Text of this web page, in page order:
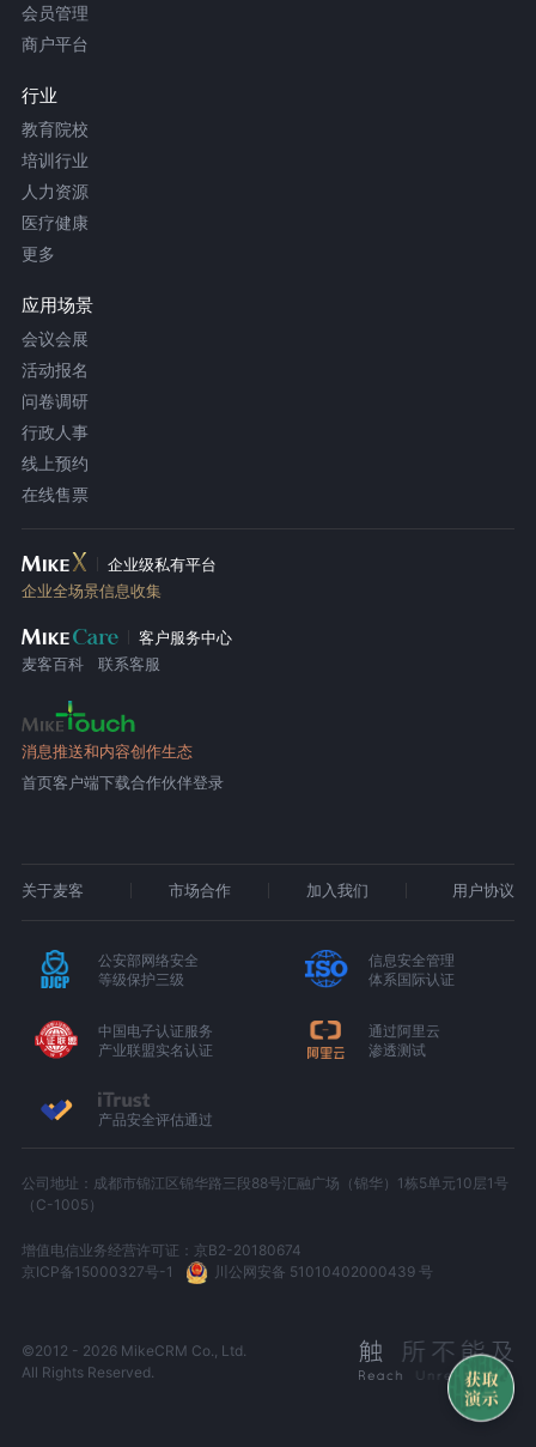
会员管理
商户平台
行业
教育院校
培训行业
人力资源
医疗健康
更多
应用场景
会议会展
活动报名
问卷调研
行政人事
线上预约
在线售票
企业级私有平台
企业全场景信息收集
客户服务中心
麦客百科
联系客服
消息推送和内容创作生态
首页客户端下载合作伙伴登录
关于麦客 市场合作 加入我们 用户协议
公安部网络安全
等级保护三级
信息安全管理
体系国际认证
中国电子认证服务
产业联盟实名认证
通过阿里云
渗透测试
产品安全评估通过
公司地址：成都市锦江区锦华路三段88号汇融广场（锦华）1栋5单元10层1号
（C-1005）
增值电信业务经营许可证：京B2-20180674
京ICP备15000327号-1
川公网安备 51010402000439 号
©2012 - 2026 MikeCRM Co., Ltd.
All Rights Reserved.